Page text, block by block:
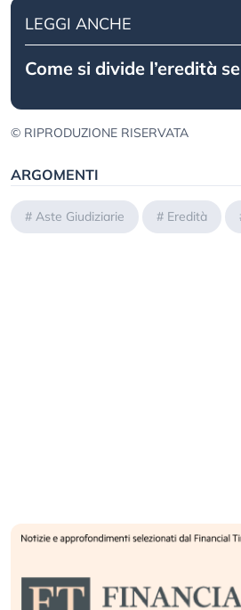
LEGGI ANCHE
Come si divide l’eredità
© RIPRODUZIONE RISERVATA
ARGOMENTI
# Aste Giudiziarie # Eredità